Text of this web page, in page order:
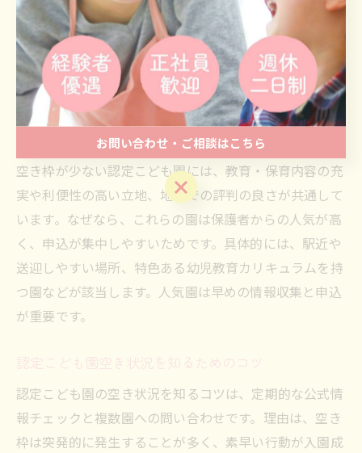
る学年の状況を正確に把握する必要があるからです。例
えば、3歳児クラスは空きがあっても0歳児は満員の場合
があります。希望年齢の枠に注目し、複数園を比較する
ことで、入園できる可能性を広げられます。
空き枠が少ない認定こども園の特徴とは
空き枠が少ない認定こども園には、教育・保育内容の充
実や利便性の高い立地、地域での評判の良さが共通して
います。なぜなら、これらの園は保護者からの人気が高
く、申込が集中しやすいためです。具体的には、駅近や
送迎しやすい場所、特色ある幼児教育カリキュラムを持
つ園などが該当します。人気園は早めの情報収集と申込
が重要です。
認定こども園空き状況を知るためのコツ
認定こども園の空き状況を知るコツは、定期的な公式情
報チェックと複数園への問い合わせです。理由は、空き
枠は突発的に発生することが多く、素早い行動が入園成
お問い合わせ・ご相談はこちら
お問い合わせ・ご相談はこちら